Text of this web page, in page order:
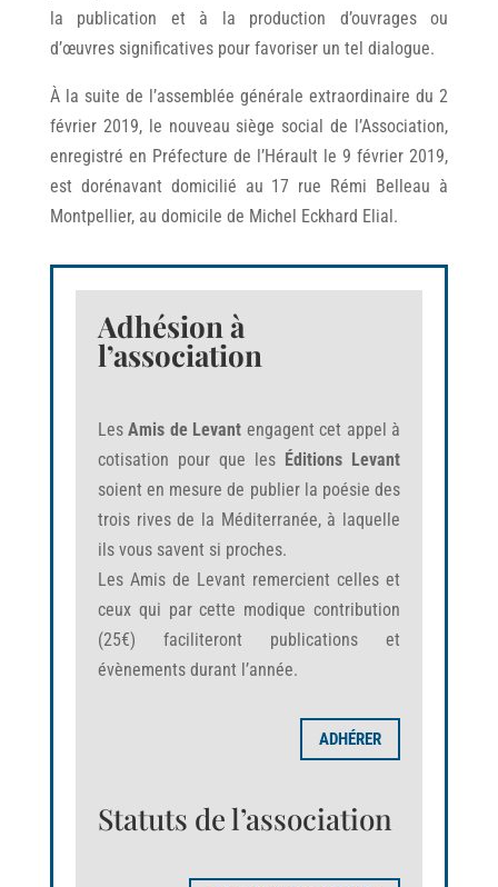
la publication et à la production d’ouvrages ou
d’œuvres significatives pour favoriser un tel dialogue.
À la suite de l’assemblée générale extraordinaire du 2
février 2019, le nouveau siège social de l’Association,
enregistré en Préfecture de l’Hérault le 9 février 2019,
est dorénavant domicilié au 17 rue Rémi Belleau à
Montpellier, au domicile de Michel Eckhard Elial.
Adhésion à
l’association
LesAmis de Levant engagent cet appel à
cotisation pour que les Éditions Levant
soient en mesure de publier la poésie des
trois rives de la Méditerranée, à laquelle
ils vous savent si proches.
Les Amis de Levant remercient celles et
ceux qui par cette modique contribution
(25€) faciliteront publications et
évènements durant l’année.
ADHÉRER
Statuts de l’association